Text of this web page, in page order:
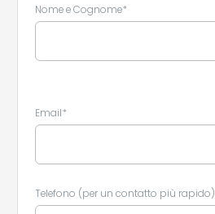
Nome e Cognome*
Email*
Telefono (per un contatto più rapido)